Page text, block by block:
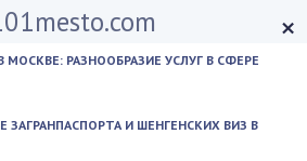
×
РАЗНООБРАЗИЕ УСЛУГ В СФЕРЕ
И ШЕНГЕНСКИХ ВИЗ В